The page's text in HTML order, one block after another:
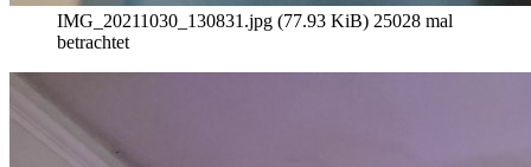
IMG_20211030_130831.jpg (77.93 KiB) 25028 mal
betrachtet